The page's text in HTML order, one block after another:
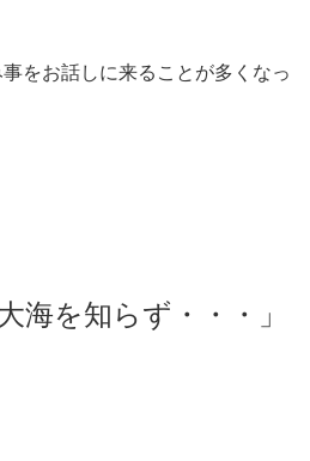
をお話しに来ることが多くなっ
海を知らず・・・」